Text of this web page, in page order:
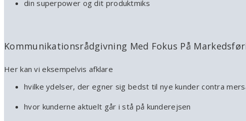
din superpower og dit produktmiks
Kommunikationsrådgivning Med Fokus På
Her kan vi eksempelvis afklare
hvilke ydelser, der egner sig bedst til nye kunder contra
hvor kunderne aktuelt går i stå på kunderejsen